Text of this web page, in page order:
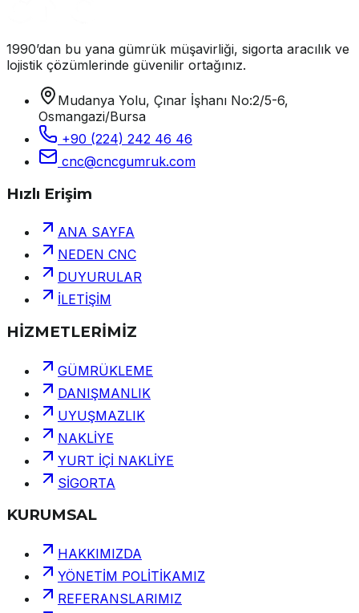
1990’dan bu yana gümrük müşavirliği, sigorta aracılık ve
lojistik çözümlerinde güvenilir ortağınız.
Mudanya Yolu, Çınar İşhanı No:2/5-6,
Osmangazi/Bursa
+90 (224) 242 46 46
cnc@cncgumruk.com
Hızlı Erişim
ANA SAYFA
NEDEN CNC
DUYURULAR
İLETİŞİM
HİZMETLERİMİZ
GÜMRÜKLEME
DANIŞMANLIK
UYUŞMAZLIK
NAKLİYE
YURT İÇİ NAKLİYE
SİGORTA
KURUMSAL
HAKKIMIZDA
YÖNETİM POLİTİKAMIZ
REFERANSLARIMIZ